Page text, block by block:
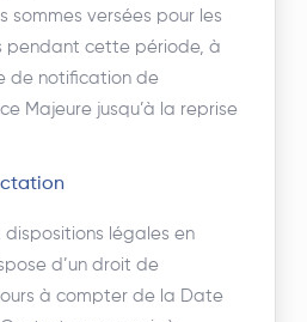
sommes versées pour les
pendant cette période, à
de notification de
Majeure jusqu’à la reprise
légales en
d’un droit de
à compter de la Date